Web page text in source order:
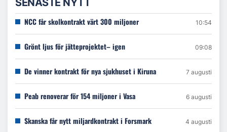
SENASTE NYTT
NCC får skolkontrakt värt 300 miljoner 10:54
Grönt ljus för jätteprojektet– igen 09:08
De vinner kontrakt för nya sjukhuset i Kiruna 7 augusti
Peab renoverar för 154 miljoner i Vasa 6 augusti
Skanska får nytt miljardkontrakt i Forsmark 4 augusti